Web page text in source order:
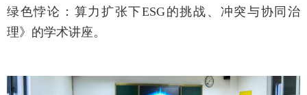
绿色悖论：算力扩张下ESG的挑战、冲突与协同治
理》 的学术讲座。